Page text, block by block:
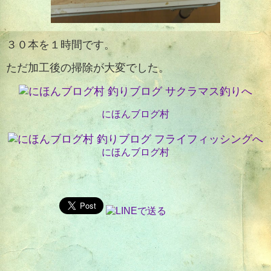
３０本を１時間です。
ただ加工後の掃除が大変でした。
にほんブログ村
にほんブログ村